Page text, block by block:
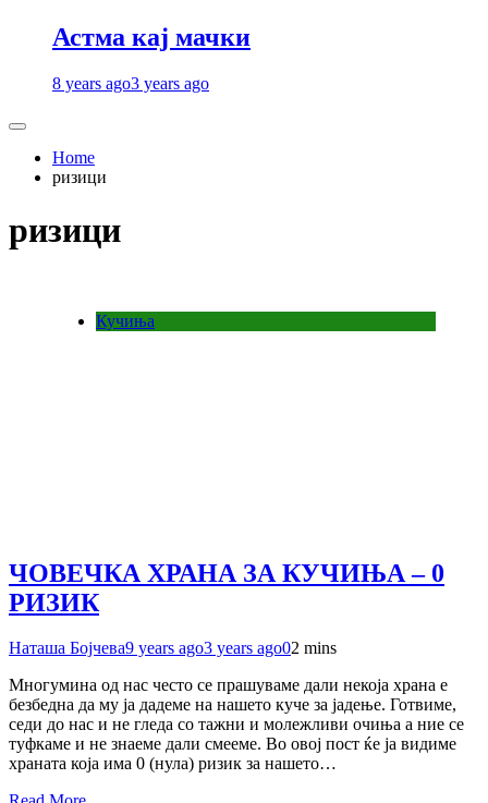
Астма кај мачки
8 years ago3 years ago
Home
ризици
ризици
Кучиња
ЧОВЕЧКА ХРАНА ЗА КУЧИЊА – 0
РИЗИК
Наташа Бојчева9 years ago3 years ago02 mins
Многумина од нас често се прашуваме дали нeкоја храна е
безбедна да му ја дадеме на нашето куче за јадење. Готвиме,
седи до нас и не гледа со тажни и молежливи очиња а ние се
туфкаме и не знаеме дали смееме. Во овој пост ќе ја видиме
храната која има 0 (нула) ризик за нашето…